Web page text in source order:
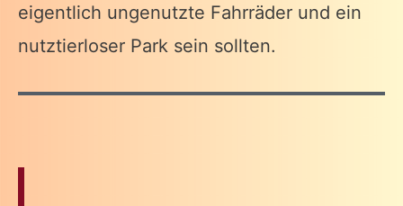
eigentlich ungenutzte Fahrräder und ein
nutztierloser Park sein sollten.